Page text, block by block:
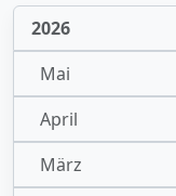
2026
Mai
April
März